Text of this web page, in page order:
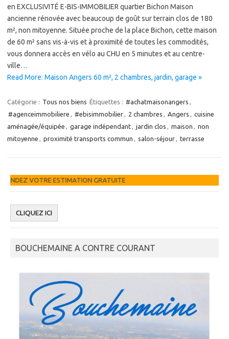
en EXCLUSIVITÉ E-BIS-IMMOBILIER quartier Bichon Maison
ancienne rénovée avec beaucoup de goût sur terrain clos de 180
m², non mitoyenne. Située proche de la place Bichon, cette maison
de 60 m² sans vis-à-vis et à proximité de toutes les commodités,
vous donnera accès en vélo au CHU en 5 minutes et au centre-
ville…
Read More: Maison Angers 60 m², 2 chambres, jardin, garage »
Catégorie : Tous nos biens Étiquettes : #achatmaisonangers ,
#agenceimmobiliere , #ebisimmobilier, 2 chambres , Angers , cuisine
aménagée/équipée , garage indépendant, jardin clos , maison , non
mitoyenne , proximité transports commun , salon-séjour, terrasse
GRATUITE
BOUCHEMAINE A CONTRE COURANT